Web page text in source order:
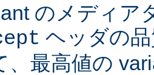
のメディア
ヘッダの
、最高値の